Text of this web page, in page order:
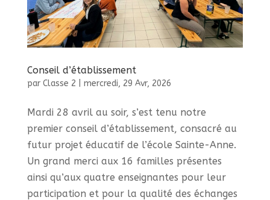
Conseil d’établissement
par Classe 2 mercredi, 29 Avr, 2026
Mardi 28 avril au soir, s’est tenu notre
premier conseil d’établissement, consacré au
futur projet éducatif de l’école Sainte-Anne.
Un grand merci aux 16 familles présentes
ainsi qu’aux quatre enseignantes pour leur
participation et pour la qualité des échanges